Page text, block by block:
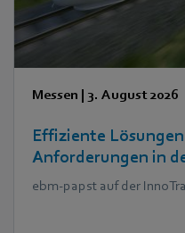
Messen | 3. August 2026
Effiziente
Anforderungen in
ebm‑papst auf der